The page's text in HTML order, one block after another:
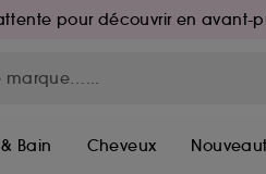
pour découvrir en avant-
Bain Cheveux